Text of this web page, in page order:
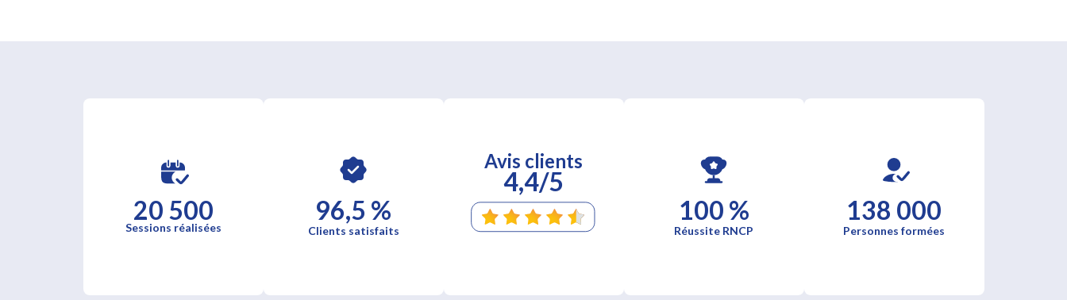
20 500
Sessions réalisées
96,5 %
Clients satisfaits
Avis clients
4,4/5
100 %
Réussite RNCP
138 000
Personnes formées